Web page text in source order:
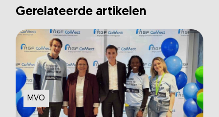
Gerelateerde artikelen
MVO